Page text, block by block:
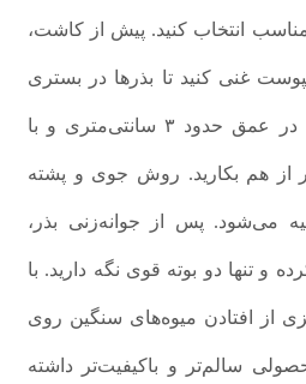
انتخاب کنید. پیش از کاشت،
غنی کنید تا بذرها در بستری
مغذی رشد کنند. بذرها را در عمق حدود ۳ سانتی‌متری و با
سانتی‌متر از هم بکارید. روش جوی و پشته
می‌شود. پس از جوانه‌زنی بذر،
و تنها دو بوته قوی نگه دارید. با
از افتادن میوه‌های سنگین روی
سالم‌تر و باکیفیت‌تر داشته